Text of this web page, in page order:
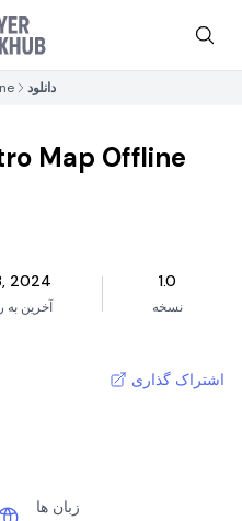
دانلود
Map Offline
2024
آخرین به
1.0
نسخه
اشتراک گذاری
زبان ها